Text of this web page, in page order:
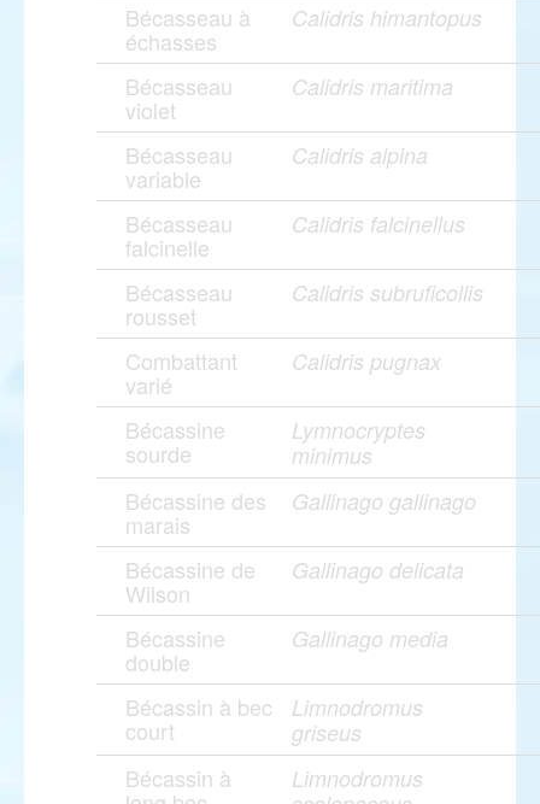
Bécasseau à
échasses
Calidris himantopus
Bécasseau
violet
Calidris maritima
Bécasseau
variable
Calidris alpina
Bécasseau
falcinelle
Calidris falcinellus
Bécasseau
rousset
Calidris subruficollis
Combattant
varié
Calidris pugnax
Bécassine
sourde
Lymnocryptes
minimus
Bécassine des
marais
Gallinago gallinago
Bécassine de
Wilson
Gallinago delicata
Bécassine
double
Gallinago media
Bécassin à bec
court
Limnodromus
griseus
Bécassin à
Limnodromus